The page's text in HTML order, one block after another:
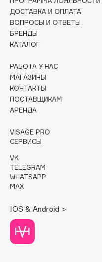
Consly
Corimo
CosRX
Crescina
Cunzite
Curaprox
D
d'Alba
DABO
DARLING*
Deonica
Dessange
ДОСТАВКА И ОПЛАТА
ВОПРОСЫ И ОТВЕТЫ
БРЕНДЫ
КАТАЛОГ
РАБОТА У НАС
МАГАЗИНЫ
КОНТАКТЫ
ПОСТАВЩИКАМ
АРЕНДА
VISAGE PRO
СЕРВИСЫ
VK
TELEGRAM
WHATSAPP
MAX
IOS & Android >